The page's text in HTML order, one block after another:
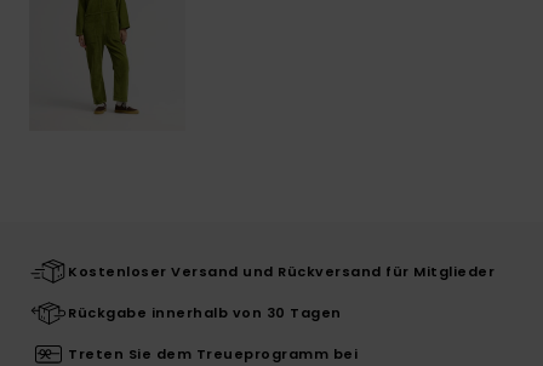
Kostenloser Versand und Rückversand für Mitglieder
Rückgabe innerhalb von 30 Tagen
Treten Sie dem Treueprogramm bei